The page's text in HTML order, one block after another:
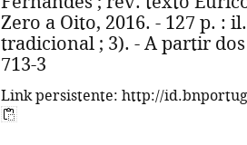
Zero a Oito, 2016. - 127 p. :
tradicional ; 3). - A partir dos
713-3
Link persistente: http://